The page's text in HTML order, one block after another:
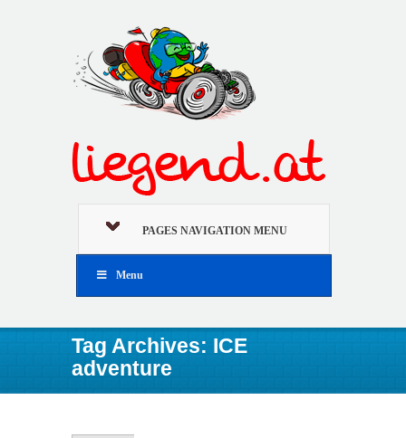
PAGES NAVIGATION MENU
Menu
Tag Archives: ICE
adventure